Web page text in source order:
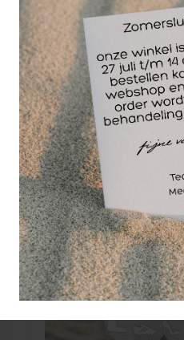
behouden kan daarvoor
worden gebruikt. Naast
verzorgende vermogen
verkoelende WandelOlie
branderige voeten en is
WandelOlie de oplossing
Wellicht ook